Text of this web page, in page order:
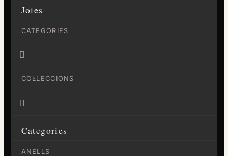
Joies
CATEGORIES

COL·LECCIONS

Categories
ANELLS